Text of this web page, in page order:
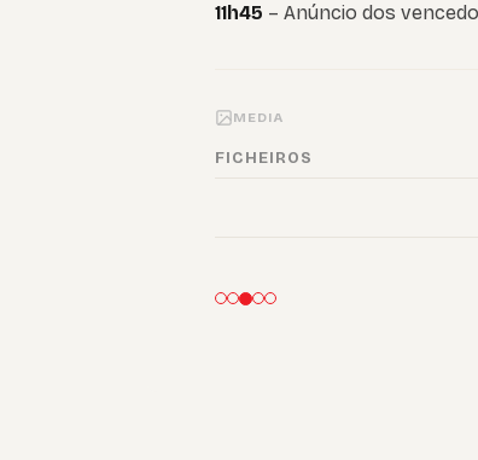
11h45 – Anúncio dos
MEDIA
FICHEIROS